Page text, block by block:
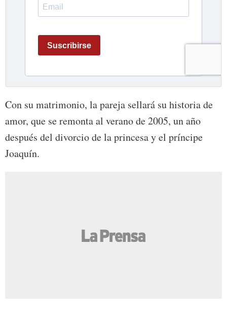
Con su matrimonio, la pareja sellará su historia de
amor, que se remonta al verano de 2005, un año
después del divorcio de la princesa y el príncipe
Joaquín.